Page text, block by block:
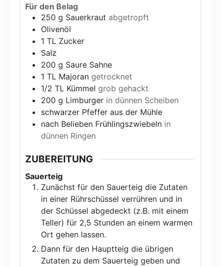
Für den Belag
250 g Sauerkraut abgetropft
Olivenöl
1 TL Zucker
Salz
200 g Saure Sahne
1 TL Majoran getrocknet
1/2 TL Kümmel grob gehackt
200 g Limburger in dünnen Scheiben
schwarzer Pfeffer aus der Mühle
nach Belieben Frühlingszwiebeln in
dünnen Ringen
ZUBEREITUNG
Sauerteig
Zunächst für den Sauerteig die Zutaten
in einer Rührschüssel verrühren und in
der Schüssel abgedeckt (z.B. mit einem
Teller) für 2,5 Stunden an einem warmen
Ort gehen lassen.
Dann für den Hauptteig die übrigen
Zutaten zu dem Sauerteig geben und